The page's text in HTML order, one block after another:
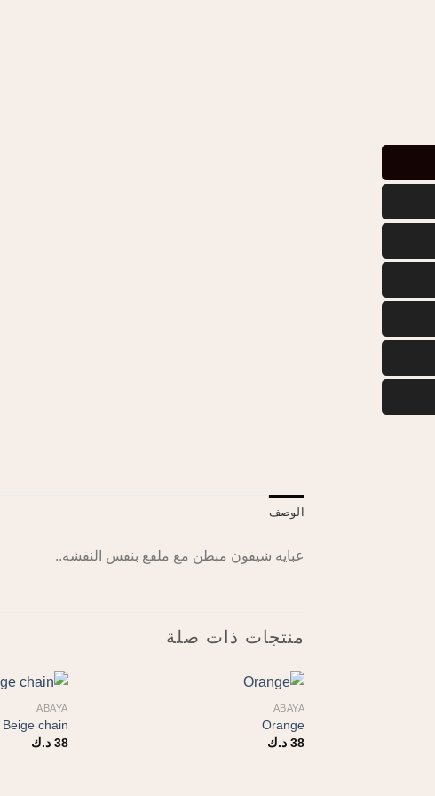
الوصف
عبايه شيفون مبطن مع ملفع بنفس النقشه..
منتجات ذات صلة
ABAYA
Orange
38 د.ك
ABAYA
Beige chain
38 د.ك